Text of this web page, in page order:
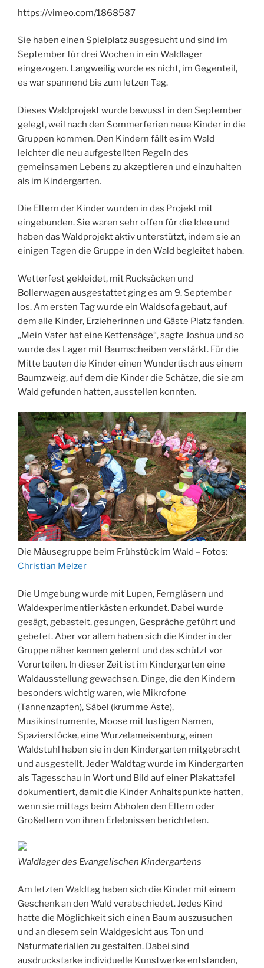
https://vimeo.com/1868587
Sie haben einen Spielplatz ausgesucht und sind im
September für drei Wochen in ein Waldlager
eingezogen. Langweilig wurde es nicht, im Gegenteil,
es war spannend bis zum letzen Tag.
Dieses Waldprojekt wurde bewusst in den September
gelegt, weil nach den Sommerferien neue Kinder in die
Gruppen kommen. Den Kindern fällt es im Wald
leichter die neu aufgestellten Regeln des
gemeinsamen Lebens zu akzeptieren und einzuhalten
als im Kindergarten.
Die Eltern der Kinder wurden in das Projekt mit
eingebunden. Sie waren sehr offen für die Idee und
haben das Waldprojekt aktiv unterstützt, indem sie an
einigen Tagen die Gruppe in den Wald begleitet haben.
Wetterfest gekleidet, mit Rucksäcken und
Bollerwagen ausgestattet ging es am 9. September
los. Am ersten Tag wurde ein Waldsofa gebaut, auf
dem alle Kinder, Erzieherinnen und Gäste Platz fanden.
„Mein Vater hat eine Kettensäge“, sagte Joshua und so
wurde das Lager mit Baumscheiben verstärkt. Für die
Mitte bauten die Kinder einen Wundertisch aus einem
Baumzweig, auf dem die Kinder die Schätze, die sie am
Wald gefunden hatten, ausstellen konnten.
Die Mäusegruppe beim Frühstück im Wald – Fotos:
Christian Melzer
Die Umgebung wurde mit Lupen, Ferngläsern und
Waldexperimentierkästen erkundet. Dabei wurde
gesägt, gebastelt, gesungen, Gespräche geführt und
gebetet. Aber vor allem haben sich die Kinder in der
Gruppe näher kennen gelernt und das schützt vor
Vorurteilen. In dieser Zeit ist im Kindergarten eine
Waldausstellung gewachsen. Dinge, die den Kindern
besonders wichtig waren, wie Mikrofone
(Tannenzapfen), Säbel (krumme Äste),
Musikinstrumente, Moose mit lustigen Namen,
Spazierstöcke, eine Wurzelameisenburg, einen
Waldstuhl haben sie in den Kindergarten mitgebracht
und ausgestellt. Jeder Waldtag wurde im Kindergarten
als Tagesschau in Wort und Bild auf einer Plakattafel
dokumentiert, damit die Kinder Anhaltspunkte hatten,
wenn sie mittags beim Abholen den Eltern oder
Großeltern von ihren Erlebnissen berichteten.
Waldlager des Evangelischen Kindergartens
Am letzten Waldtag haben sich die Kinder mit einem
Geschenk an den Wald verabschiedet. Jedes Kind
hatte die Möglichkeit sich einen Baum auszusuchen
und an diesem sein Waldgesicht aus Ton und
Naturmaterialien zu gestalten. Dabei sind
ausdruckstarke individuelle Kunstwerke entstanden,